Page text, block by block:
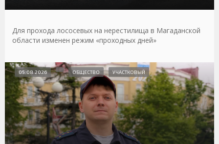
Для прохода лососевых на нерестилища в Магаданской
области изменен режим «проходных дней»
05.08.2026 ОБЩЕСТВО УЧАСТКОВЫЙ